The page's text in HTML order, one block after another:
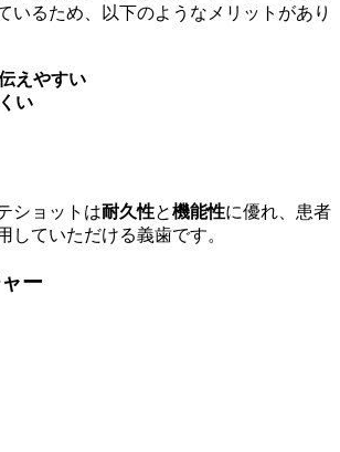
いるため、以下のようなメリットがあり
えやすい
い
ショットは耐久性と機能性に優れ、患者
していただける義歯です。
ー